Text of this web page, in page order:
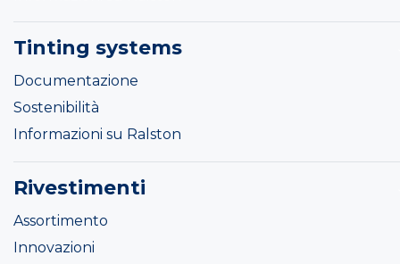
Tinting systems
Documentazione
Sostenibilità
Informazioni su Ralston
Rivestimenti
Assortimento
Innovazioni